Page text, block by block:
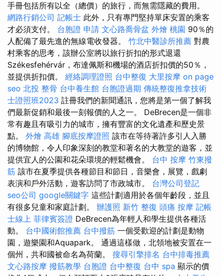
手冊包括所有以全（總價）的旅行，而無需隱藏的費用。
網路行銷公司 記帳士 此外，只有專門堅持單床安置的乘客
才必須支付。 台胞證 申請 文心路喬骨盆 外燴 桃園 90％的
人配備了最先進的無線電收發器。 竹北中醫診所推薦 對農
村乘客的思考，該辦公室將以旅行折扣的形式退還
Székesfehérvár，布達佩斯和機場的酒店折扣價的50％，
並提供折扣價。 經絡調理證照 台中整復 大里按摩 on page
seo 北投 整骨 台中養生館 台胞證過期 傳統整復推拿技術
士證照班2023 註冊我們的新聞通訊，您將是第一個了解我
們最新促銷和最後一刻報價的人之一。 DeBrecen是一個非
常有趣且有吸引力的城市，擁有豐富的文化遺產和歷史景
點。 外燴 高雄 腳底按摩證照 該市在等待著許多引人入勝
的博物館，令人印象深刻的教堂和著名的大教堂的遊客，並
提供宜人的公園和花朵環境的輕鬆機會。 台中 按摩 竹東撥
筋 該市在夏季提供各種節目和節日，音樂會，展覽，戲劇
表演和戶外活動，遊客訪問了市政城市。 台灣公司登記
seo公司 google關鍵字 這些計劃適用於各個年齡段，並且
有很多兒童和家庭計劃。 辦護照 新竹 整復 頭痛 按摩 記帳
士線上 菲律賓簽證 DeBrecen為年輕人和學生提供各種活
動。 台中國術館推薦 台中撥筋 一個受歡迎的計劃是動物
園，遊樂園和Aquapark。 通過這樣做，北領地被安置在一
個州，共和國被命名為荷蘭。 搜尋引擎排名 台中排毒推薦
文心路按摩 撥筋教學 台胞證 台中整復 台中 spa 顯示的價